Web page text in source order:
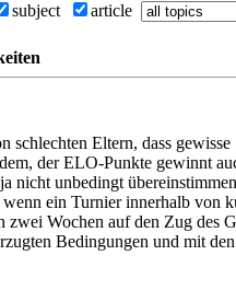
subject article
Eltern, dass
der ELO-Punkte gewinnt
nicht unbedingt
ein Turnier innerhalb von
Wochen auf den Zug
Bedingungen und mit